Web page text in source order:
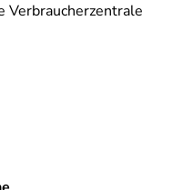
Verbraucherzentrale